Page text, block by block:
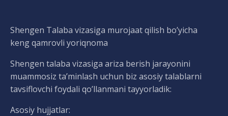
Shengen Talaba vizasiga murojaat qilish bo’yicha
keng qamrovli yoriqnoma
Shengen talaba vizasiga ariza berish jarayonini
muammosiz ta’minlash uchun biz asosiy talablarni
tavsiflovchi foydali qo’llanmani tayyorladik:
Asosiy hujjatlar: